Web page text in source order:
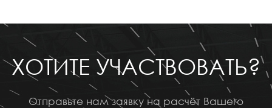
ХОТИТЕ УЧАСТВОВАТЬ?
Отправьте нам заявку на расчёт Вашего